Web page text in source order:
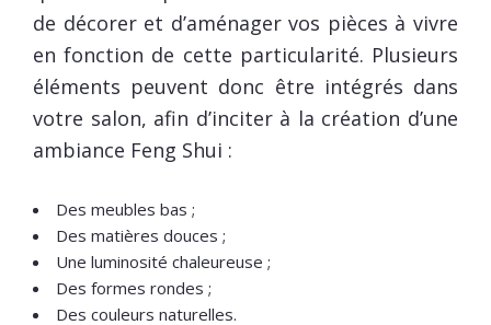
de décorer et d’aménager vos pièces à vivre
en fonction de cette particularité. Plusieurs
éléments peuvent donc être intégrés dans
votre salon, afin d’inciter à la création d’une
ambiance Feng Shui :
Des meubles bas ;
Des matières douces ;
Une luminosité chaleureuse ;
Des formes rondes ;
Des couleurs naturelles.